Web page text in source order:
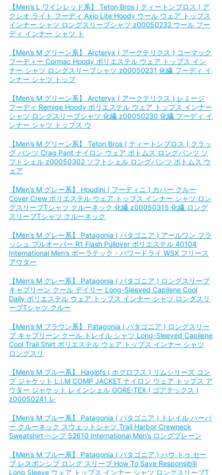
【Men’s L ワインレッド系】 Teton Bros ( ティートンブロス ) ア
クシオ ライト フーディ Axio Lite Hoody ウール ウェア トップス
インナー シャツ ロングスリーブシャツ z00050232 ウール フー
ディ インナー シャツ ト
【Men’s M グリーン系】 Arcteryx ( アークテリクス ) コーマック
フーディー Cormac Hoody ポリエステル ウェア トップス イン
ナー シャツ ロングスリーブシャツ z00050231 化繊 フーディ イ
ンナー シャツ トップ
【Men’s M グリーン系】 Arcteryx ( アークテリクス ) レミージ
フーディ Remige Hoody ポリエステル ウェア トップス インナー
シャツ ロングスリーブシャツ 化繊 z00050230 化繊 フーディ イ
ンナー シャツ トップス ウ
【Men’s M グリーン系】 Teton Bros ( ティートンブロス ) クラッ
グ パンツ Crag Pant ナイロン ウェア ボトムス ロングパンツ ソ
フトシェル z00050302 ソフトシェル ロングパンツ ボトムス ウ
ェア
【Men’s M グレー系】 Houdini ( フーディニ ) カバー クルー
Cover Crew ポリエステル ウェア トップス インナー シャツ ロン
グスリーブTシャツ クルーネック 化繊 z00050315 化繊 ロング
スリーブTシャツ クルーネック
【Men’s M グレー系】 Patagonia ( パタゴニア ) アールワン フラ
ッシュ プルオーバー R1 Flash Pullover ポリエステル 40104
International Men’s ポーラテック・パワードライ WSX フリース
アウター
【Men’s M グレー系】 Patagonia ( パタゴニア ) ロングスリーブ
キャプリーン クール デイリー Long-Sleeved Capilene Cool
Daily ポリエステル ウェア トップス インナー シャツ ロングスリ
ーブTシャツ クルー
【Men’s M ブラウン系】 Patagonia ( パタゴニア ) ロングスリー
ブ キャプリーン クール トレイル シャツ Long-Sleeved Capilene
Cool Trail Shirt ポリエステル ウェア トップス インナー シャツ
ロングスリ
【Men’s M ブルー系】 Haglofs ( ホグロフス ) リムシリーズ コン
プ ジャケット L.I.M COMP JACKET ナイロン ウェア トップス ア
ウター ジャケット レインシェル GORE-TEX ( ゴアテックス )
z00050241 レ
【Men’s M ブルー系】 Patagonia ( パタゴニア ) トレイル ハーバ
ー クルーネック スウェットシャツ Trail Harbor Crewneck
Sweatshirt ヘンプ 52610 International Men’s ロングプレーン
【Men’s M ブルー系】 Patagonia ( パタゴニア ) ハウ トゥ セー
ブ レスポンシブ ロング スリーブ How To Save Responsibili
Long Sleeve ウェア トップス インナー シャツ ロングスリーブT